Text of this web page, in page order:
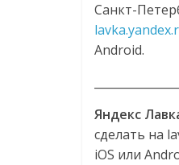
Санкт-
Android.
Яндекс
сделать на
iOS или